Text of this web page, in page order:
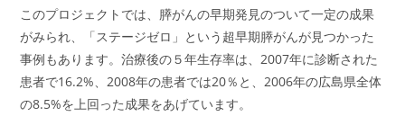
このプロジェクトでは、膵がんの早期発見のついて一定の成果
がみられ、「ステージゼロ」という超早期膵がんが見つかった
事例もあります。治療後の５年生存率は、2007年に診断された
患者で16.2%、2008年の患者では20％と、2006年の広島県全体
の8.5%を上回った成果をあげています。